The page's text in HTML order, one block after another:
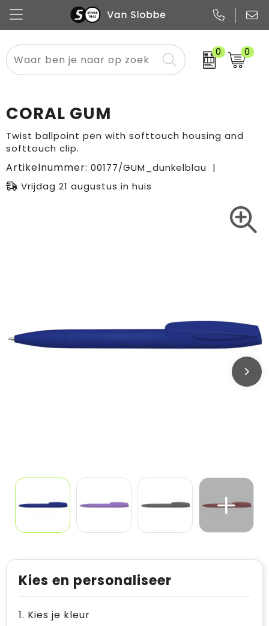
0 0
Alle categorieën
Promo
Pennen
Papier
Flessen
Merken
Meest gekozen
Overig textiel
Boodschappen- en draagtassen
Rugzakken
CORAL GUM
Twist ballpoint pen with softtouch housing and
softtouch clip.
Artikelnummer: 00177/GUM_dunkelblau
Vrijdag 21 augustus in huis
Kies en personaliseer
1. Kies je kleur